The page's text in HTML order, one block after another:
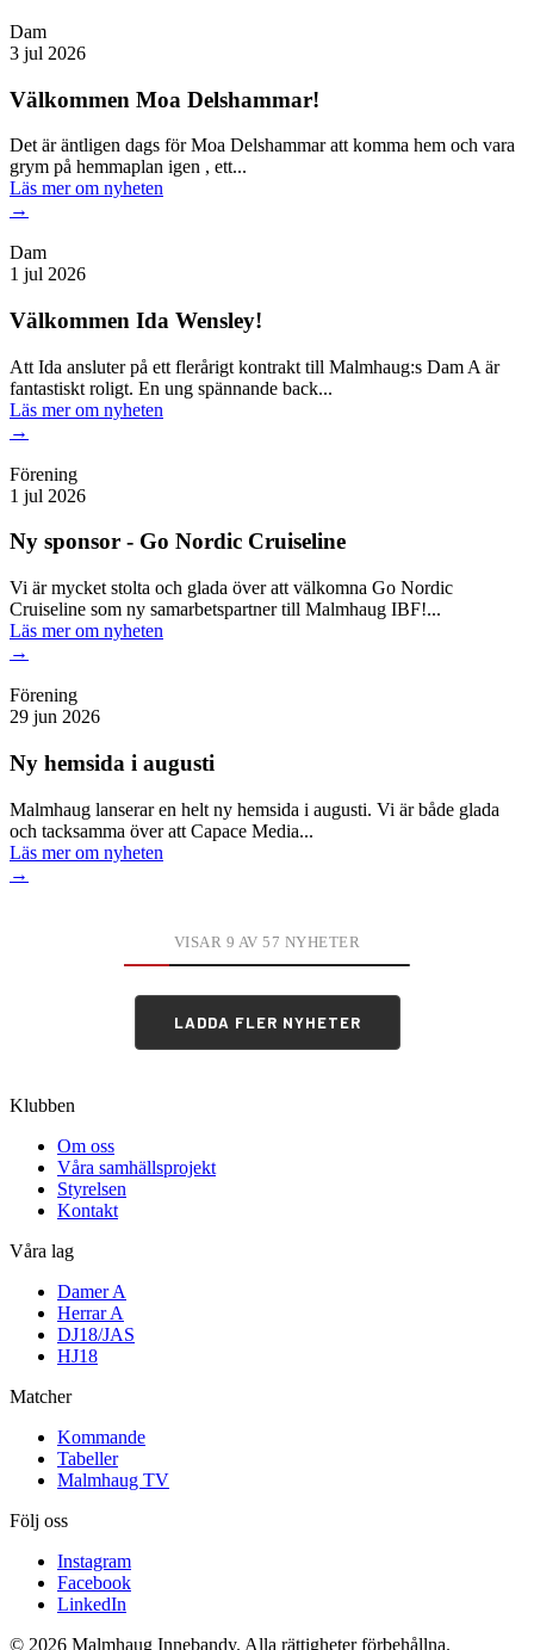
Dam
3 jul 2026
Välkommen Moa Delshammar!
Det är äntligen dags för Moa Delshammar att komma hem och vara
grym på hemmaplan igen , ett...
Läs merom nyheten
→
Dam
1 jul 2026
Välkommen Ida Wensley!
Att Ida ansluter på ett flerårigt kontrakt till Malmhaug:s Dam A är
fantastiskt roligt. En ung spännande back...
Läs merom nyheten
→
Förening
1 jul 2026
Ny sponsor - Go Nordic Cruiseline
Vi är mycket stolta och glada över att välkomna Go Nordic
Cruiseline som ny samarbetspartner till Malmhaug IBF!...
Läs merom nyheten
→
Förening
29 jun 2026
Ny hemsida i augusti
Malmhaug lanserar en helt ny hemsida i augusti. Vi är både glada
och tacksamma över att Capace Media...
Läs merom nyheten
→
VISAR 9 AV 57 NYHETER
LADDA FLER NYHETER
Klubben
Om oss
Våra samhällsprojekt
Styrelsen
Kontakt
Våra lag
Damer A
Herrar A
DJ18/JAS
HJ18
Matcher
Kommande
Tabeller
Malmhaug TV
Följ oss
Instagram
Facebook
LinkedIn
© 2026 Malmhaug Innebandy. Alla rättigheter förbehållna.